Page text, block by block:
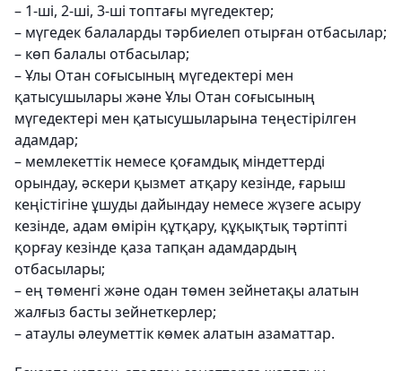
– 1-ші, 2-ші, 3-ші топтағы мүгедектер;
– мүгедек балаларды тәрбиелеп отырған отбасылар;
– көп балалы отбасылар;
– Ұлы Отан соғысының мүгедектері мен
қатысушылары және Ұлы Отан соғысының
мүгедектері мен қатысушыларына теңестірілген
адамдар;
– мемлекеттік немесе қоғамдық міндеттерді
орындау, әскери қызмет атқару кезінде, ғарыш
кеңістігіне ұшуды дайындау немесе жүзеге асыру
кезінде, адам өмірін құтқару, құқықтық тәртіпті
қорғау кезінде қаза тапқан адамдардың
отбасылары;
– ең төменгі және одан төмен зейнетақы алатын
жалғыз басты зейнеткерлер;
– атаулы әлеуметтік көмек алатын азаматтар.